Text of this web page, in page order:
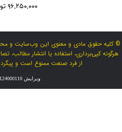
۹۶,۲۵۰,۰۰۰ تومان
© کلیه حقوق مادی و معنوی این وب‌سایت و
هرگونه کپی‌برداری، استفاده یا انتشار مطالب،
از فرد صنعت ممنوع است و
ویرایش 11014124000110